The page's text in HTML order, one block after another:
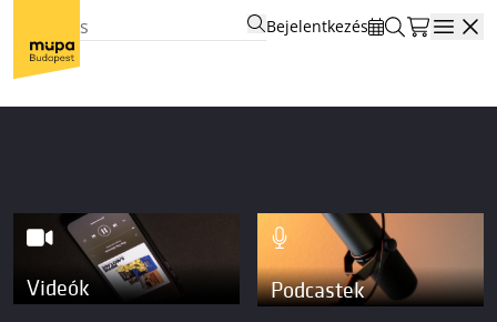
Bejelentkezés
Videók Podcastek